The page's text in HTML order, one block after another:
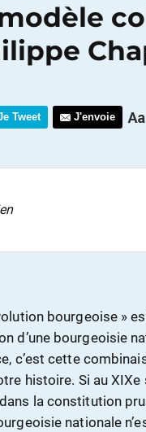
Tweet J'envoie
bourgeoise »
d’une bourgeoisie
c’est cette
histoire. Si au
la constitution
nationale